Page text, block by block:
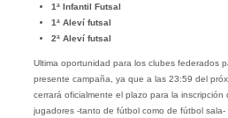
1ª Infantil Futsal
1ª Aleví futsal
2ª Aleví futsal
Ultima oportunidad para los clubes federados
presente campaña, ya que a las 23:59 del
cerrará oficialmente el plazo para la
jugadores -tanto de fútbol como de fútbol